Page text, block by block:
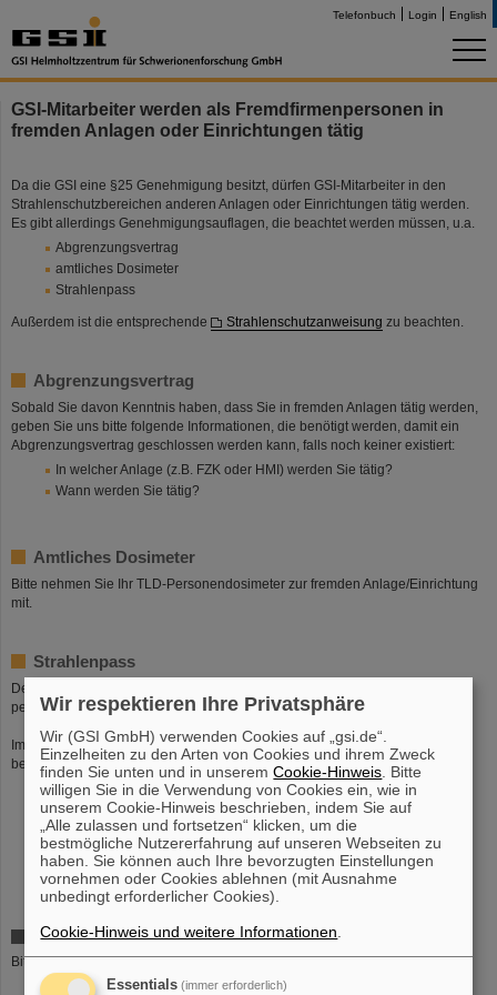
Telefonbuch Login English
GSI-Mitarbeiter werden als Fremdfirmenpersonen in
fremden Anlagen oder Einrichtungen tätig
Da die GSI eine §25 Genehmigung besitzt, dürfen GSI-Mitarbeiter in den
Strahlenschutzbereichen anderen Anlagen oder Einrichtungen tätig werden.
Es gibt allerdings Genehmigungsauflagen, die beachtet werden müssen, u.a.
Abgrenzungsvertrag
amtliches Dosimeter
Strahlenpass
Außerdem ist die entsprechende Strahlenschutzanweisung zu beachten.
Abgrenzungsvertrag
Sobald Sie davon Kenntnis haben, dass Sie in fremden Anlagen tätig werden,
geben Sie uns bitte folgende Informationen, die benötigt werden, damit ein
Abgrenzungsvertrag geschlossen werden kann, falls noch keiner existiert:
In welcher Anlage (z.B. FZK oder HMI) werden Sie tätig?
Wann werden Sie tätig?
Amtliches Dosimeter
Bitte nehmen Sie Ihr TLD-Personendosimeter zur fremden Anlage/Einrichtung
mit.
Strahlenpass
Des weiteren benötigen Sie einen Strahlenpass. Ein Strahlenpass ist ein
persönliches Dosis-Dokument, das Sie bei uns in der Abteilung erhalten.
Im folgenden gibt es eine kleine Checkliste, wasvor Dienstreiseantritt
beachtet werden muss:
Haben Sie Ihren Strahlenpass dabei?
Ist die letzte Strahlenschutzuntersuchung nicht länger als 12 Monate
her?
Ist die letzte Strahlenschutzuntersuchung im Pass eingetragen?
Haben Sie auch Ihr amtliches GSI-Personendosimeter bei sich?
Achtung
Bitte beachten Sie, dass bei
Fehlen des Strahlenpasses
Wir respektieren Ihre Privatsphäre
Wir (GSI GmbH) verwenden Cookies auf „gsi.de“.
Einzelheiten zu den Arten von Cookies und ihrem Zweck
finden Sie unten und in unseremCookie-Hinweis . Bitte
willigen Sie in die Verwendung von Cookies ein, wie in
unserem Cookie-Hinweis beschrieben, indem Sie auf
„Alle zulassen und fortsetzen“ klicken, um die
bestmögliche Nutzererfahrung auf unseren Webseiten zu
haben. Sie können auch Ihre bevorzugten Einstellungen
vornehmen oder Cookies ablehnen (mit Ausnahme
unbedingt erforderlicher Cookies).
Cookie-Hinweis und weitere Informationen
Essentials (immer erforderlich)